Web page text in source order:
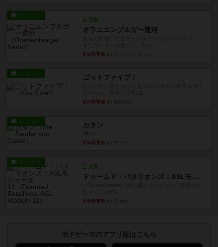
レビュー
充実
オラニエンブルガー運河
約2時間前
レビュー ゴットファイブ！
約4時間前
レビュー カタン
約4時間前
レビュー
充実
ドゥームド・バタリオンズ：ASLモジュール11
約5時間前
ボドゲーマのアプリ版はこちら